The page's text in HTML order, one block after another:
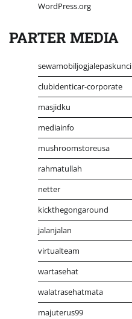
WordPress.org
PARTER MEDIA
sewamobiljogjalepaskunci
clubidenticar-corporate
masjidku
mediainfo
mushroomstoreusa
rahmatullah
netter
kickthegongaround
jalanjalan
virtualteam
wartasehat
walatrasehatmata
majuterus99